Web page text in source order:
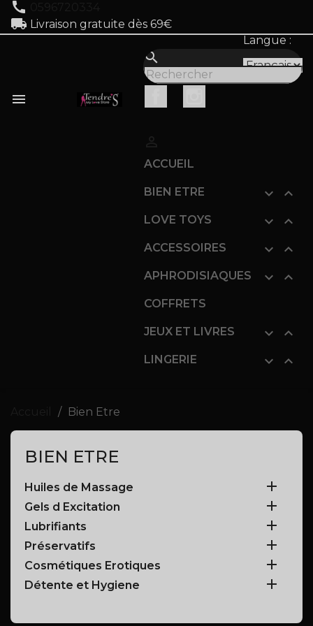
call
local_shipping Livraison gratuite dès 69€
Langue :

search
ACCUEIL
 
BIEN ETRE
 
LOVE TOYS
 
ACCESSOIRES
 
APHRODISIAQUES
COFFRETS
 
JEUX ET LIVRES
 
LINGERIE
Bien Etre
BIEN ETRE
Huiles de Massage 
Gels d Excitation 
Lubrifiants 
Préservatifs 
Cosmétiques Erotiques 
Détente et Hygiene 